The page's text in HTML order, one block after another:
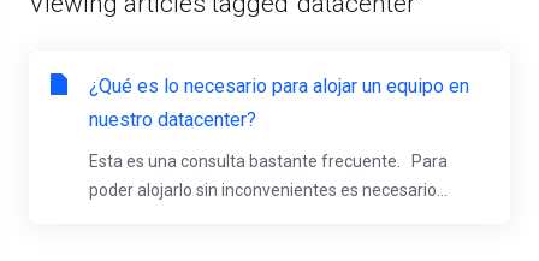
¿Qué es lo necesario para alojar un equipo en
nuestro datacenter?
Esta es una consulta bastante frecuente. Para
poder alojarlo sin inconvenientes es necesario...